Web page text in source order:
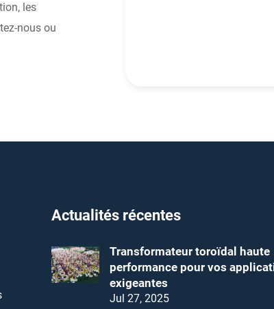
les
nous ou
Actualités récentes
Transformateur toroïdal haute
performance pour vos
exigeantes
Jul 27, 2025